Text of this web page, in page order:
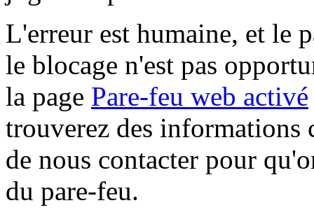
L'erreur est humaine, et le
le blocage n'est pas
la page Pare-feu web activé
trouverez des informations
de nous contacter pour
du pare-feu.